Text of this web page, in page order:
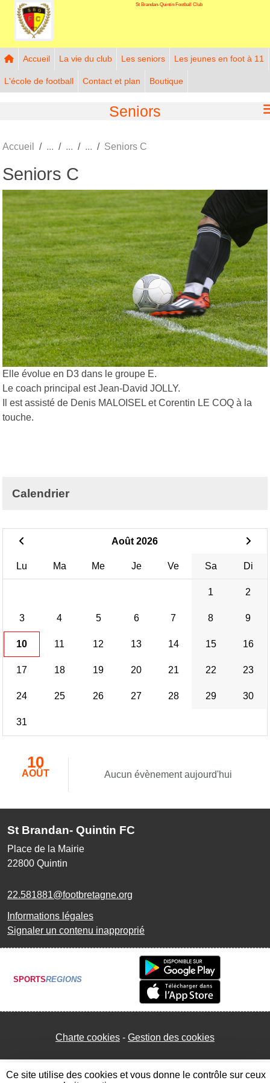
St Brandan-Quintin Football Club
Accueil La vie du club Les seniors Les jeunes en foot à 11
L'école de football Contact et plan Boutique
Seniors
Accueil Seniors C
Seniors C
Elle évolue en D3 dans le groupe E.
Le coach principal est Jean-David JOLLY.
Il est assisté de Denis MALOISEL et Corentin LE COQ à la
touche.
Calendrier
Août 2026
Lu Ma Me Je Ve Sa Di
1 2
3 4 5 6 7 8 9
10 11 12 13 14 15 16
17 18 19 20 21 22 23
24 25 26 27 28 29 30
31
10
AOÛT Aucun évènement aujourd'hui
St Brandan- Quintin FC
Place de la Mairie
22800 Quintin
22.581881@footbretagne.org
Informations légales
Signaler un contenu inapproprié
SPORTSREGIONS
Charte cookies Gestion des cookies
Panneau de gestion des cookies
Ce site utilise des cookies et vous donne le contrôle sur ceux